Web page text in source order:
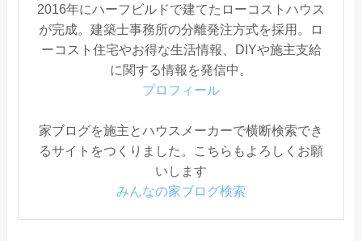
2016年にハーフビルドで建てたローコストハウス
が完成。建築士事務所の分離発注方式を採用。ロ
ーコスト住宅やお得な生活情報、DIYや施主支給
に関する情報を発信中。
プロフィール
家ブログを施主とハウスメーカーで横断検索でき
るサイトをつくりました。こちらもよろしくお願
いします
みんなの家ブログ検索